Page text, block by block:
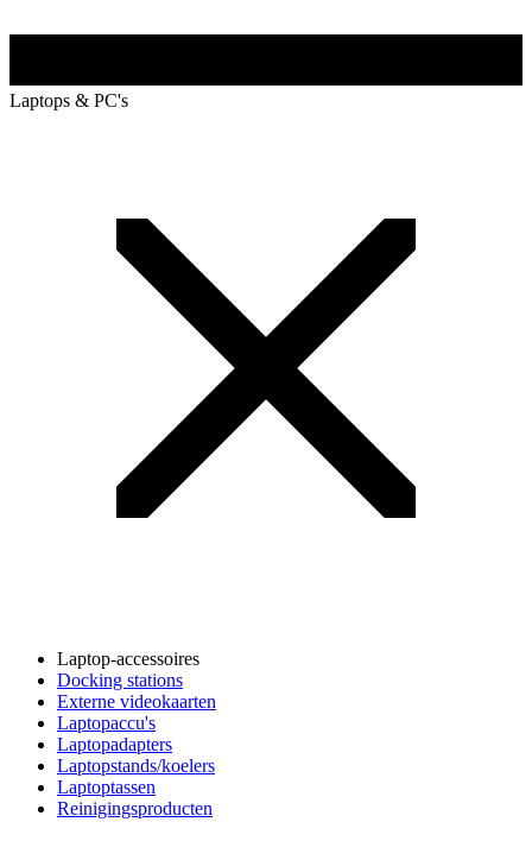
Laptops & PC's
Laptop-accessoires
Docking stations
Externe videokaarten
Laptopaccu's
Laptopadapters
Laptopstands/koelers
Laptoptassen
Reinigingsproducten